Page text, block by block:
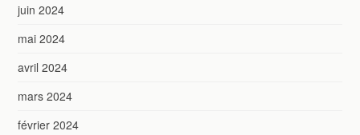
juin 2024
mai 2024
avril 2024
mars 2024
février 2024